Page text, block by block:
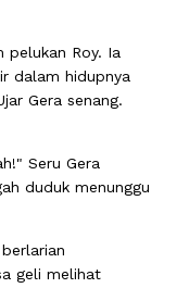
pelukan Roy. Ia
dalam hidupnya
Gera senang.
Seru Gera
duduk menunggu
geli melihat